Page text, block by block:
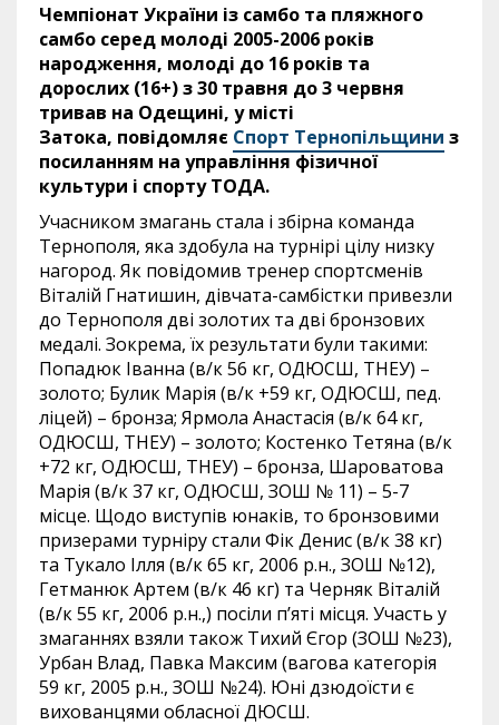
Чемпіонат України із самбо та пляжного
самбо серед молоді 2005-2006 років
народження, молоді до 16 років та
дорослих (16+) з 30 травня до 3 червня
тривав на Одещині, у місті
Затока, повідомляє Спорт Тернопільщини з
посиланням на управління фізичної
культури і спорту ТОДА.
Учасником змагань стала і збірна команда
Тернополя, яка здобула на турнірі цілу низку
нагород. Як повідомив тренер спортсменів
Віталій Гнатишин, дівчата-самбістки привезли
до Тернополя дві золотих та дві бронзових
медалі. Зокрема, їх результати були такими:
Попадюк Іванна (в/к 56 кг, ОДЮСШ, ТНЕУ) –
золото; Булик Марія (в/к +59 кг, ОДЮСШ, пед.
ліцей) – бронза; Ярмола Анастасія (в/к 64 кг,
ОДЮСШ, ТНЕУ) – золото; Костенко Тетяна (в/к
+72 кг, ОДЮСШ, ТНЕУ) – бронза, Шароватова
Марія (в/к 37 кг, ОДЮСШ, ЗОШ № 11) – 5-7
місце. Щодо виступів юнаків, то бронзовими
призерами турніру стали Фік Денис (в/к 38 кг)
та Тукало Ілля (в/к 65 кг, 2006 р.н., ЗОШ №12),
Гетманюк Артем (в/к 46 кг) та Черняк Віталій
(в/к 55 кг, 2006 р.н.,) посіли п’яті місця. Участь у
змаганнях взяли також Тихий Єгор (ЗОШ №23),
Урбан Влад, Павка Максим (вагова категорія
59 кг, 2005 р.н., ЗОШ №24). Юні дзюдоїсти є
вихованцями обласної ДЮСШ.